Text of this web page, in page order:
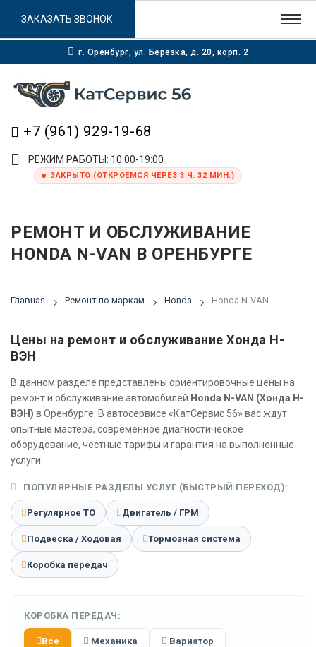
г. Оренбург, ул. Берёзка, д. 20, корп. 2
+7 (961) 929-19-68
РЕЖИМ РАБОТЫ: 10:00-19:00
ЗАКРЫТО (ОТКРОЕМСЯ ЧЕРЕЗ 3 Ч. 32 МИН.)
ЗАКАЗАТЬ ЗВОНОК
РЕМОНТ И ОБСЛУЖИВАНИЕ
HONDA N-VAN В ОРЕНБУРГЕ
Главная Ремонт по маркам Honda Honda N-VAN
Цены на ремонт и обслуживание Хонда Н-
ВЭН
В данном разделе представлены ориентировочные цены на
ремонт и обслуживание автомобилей Honda N-VAN (Хонда Н-
ВЭН) в Оренбурге. В автосервисе «КатСервис 56» вас ждут
опытные мастера, современное диагностическое
оборудование, честные тарифы и гарантия на выполненные
услуги.
ПОПУЛЯРНЫЕ РАЗДЕЛЫ УСЛУГ (БЫСТРЫЙ ПЕРЕХОД):
Регулярное ТО Двигатель / ГРМ
Подвеска / Ходовая Тормозная система
Коробка передач
КОРОБКА ПЕРЕДАЧ:
Все Механика Вариатор